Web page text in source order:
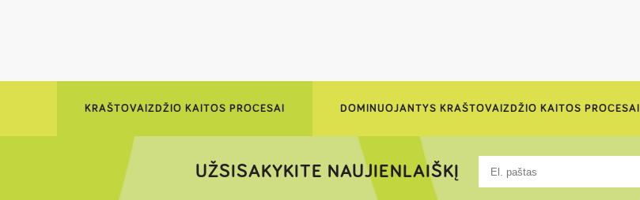
KRAŠTOVAIZDŽIO KAITOS PROCESAI DOMINUOJANTYS KRAŠTOVAIZDŽIO KAITOS PROCESAI
UŽSISAKYKITE NAUJIENLAIŠKĮ